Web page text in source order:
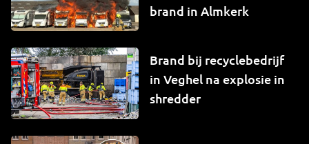
brand in Almkerk
Brand bij recyclebedrijf
in Veghel na explosie in
shredder